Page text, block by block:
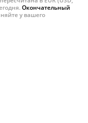
Окончательный
у вашего